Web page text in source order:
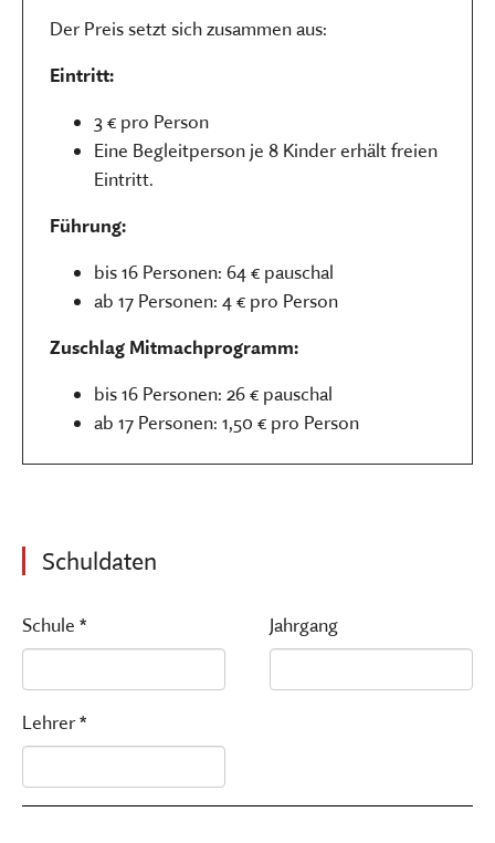
Der Preis setzt sich zusammen aus:
Eintritt:
3 € pro Person
Eine Begleitperson je 8 Kinder erhält freien
Eintritt.
Führung:
bis 16 Personen: 64 € pauschal
ab 17 Personen: 4 € pro Person
Zuschlag Mitmachprogramm:
bis 16 Personen: 26 € pauschal
ab 17 Personen: 1,50 € pro Person
Schuldaten
Schule * Jahrgang
Lehrer *